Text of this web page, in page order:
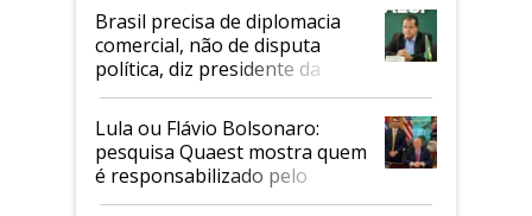
Brasil precisa de diplomacia
comercial, não de disputa
política, diz presidente da
Faesp
Lula ou Flávio Bolsonaro:
pesquisa Quaest mostra quem
é responsabilizado pelo
tarifaço dos EUA